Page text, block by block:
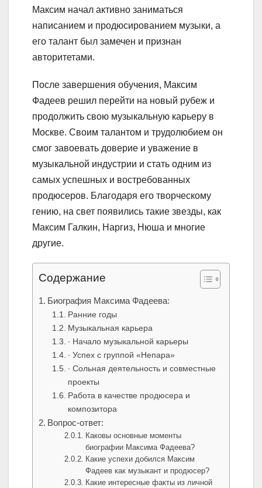
Максим начал активно заниматься
написанием и продюсированием музыки, а
его талант был замечен и признан
авторитетами.
После завершения обучения, Максим
Фадеев решил перейти на новый рубеж и
продолжить свою музыкальную карьеру в
Москве. Своим талантом и трудолюбием он
смог завоевать доверие и уважение в
музыкальной индустрии и стать одним из
самых успешных и востребованных
продюсеров. Благодаря его творческому
гению, на свет появились такие звезды, как
Максим Галкин, Наргиз, Нюша и многие
другие.
Содержание
Биография Максима Фадеева:
Ранние годы
Музыкальная карьера
∙ Начало музыкальной карьеры
∙ Успех с группой «Непара»
∙ Сольная деятельность и совместные
проекты
Работа в качестве продюсера и
композитора
Вопрос-ответ:
Каковы основные моменты
биографии Максима Фадеева?
Какие успехи добился Максим
Фадеев как музыкант и продюсер?
Какие интересные факты из личной